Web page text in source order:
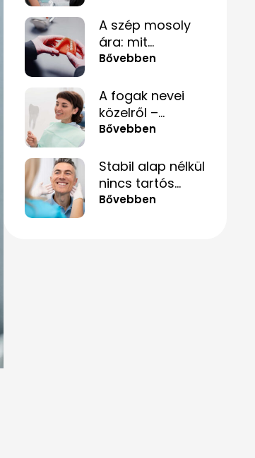
mégis túllépni
rajta
A szép mosoly
ára: mit
érdemes tudnod
mielőtt döntesz?
Bővebben
A fogak nevei
közelről –
hogyan segít ez
„valami fáj
hátul”?
Bővebben
Stabil alap nélkül
nincs tartós
mosoly – amit a
Bővebben